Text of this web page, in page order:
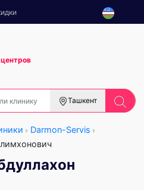
Ташкент
Darmon-Servis